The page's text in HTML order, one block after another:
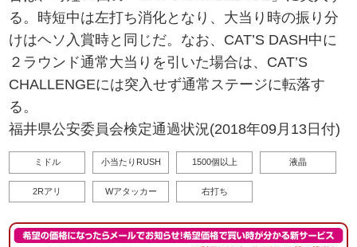
る。時短中は左打ち消化となり、大当り時の振り分
けはヘソ入賞時と同じだ。なお、CAT’S DASH中に
２ラウンド通常大当りを引いた場合は、CAT’S
CHALLENGEには突入せず通常ステージに転落す
る。
福井県公安委員会検定通過状況(2018年09月13日付)
ミドル 小当たりRUSH 1500個以上 液晶
2Rアリ Wアタッカー 右打ち